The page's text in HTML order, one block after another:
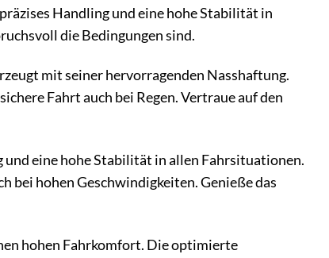
Handling und eine hohe Stabilität in
die Bedingungen sind.
mit seiner hervorragenden Nasshaftung.
Fahrt auch bei Regen. Vertraue auf den
eine hohe Stabilität in allen Fahrsituationen.
bei hohen Geschwindigkeiten. Genieße das
hohen Fahrkomfort. Die optimierte